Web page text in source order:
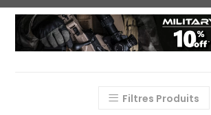
Filtres Produits